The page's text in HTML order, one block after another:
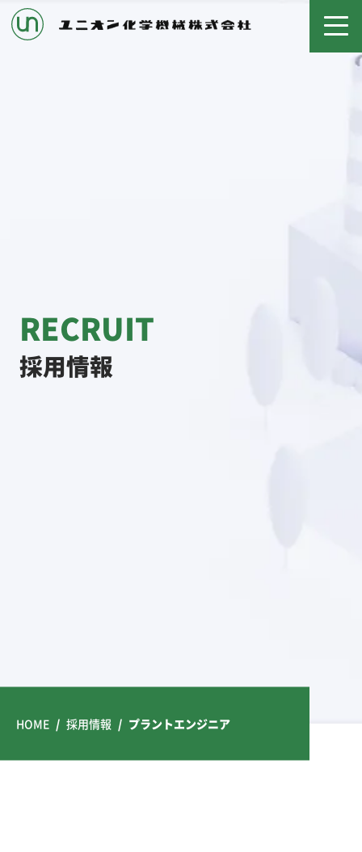
RECRUIT
採用情報
HOME 採用情報 プラントエンジニア